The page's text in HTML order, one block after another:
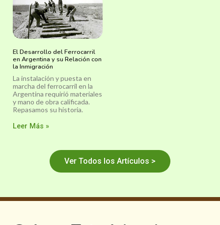
El Desarrollo del Ferrocarril
en Argentina y su Relación con
la Inmigración
La instalación y puesta en
marcha del ferrocarril en la
Argentina requirió materiales
y mano de obra calificada.
Repasamos su historia.
Leer Más »
Ver Todos los Artículos >